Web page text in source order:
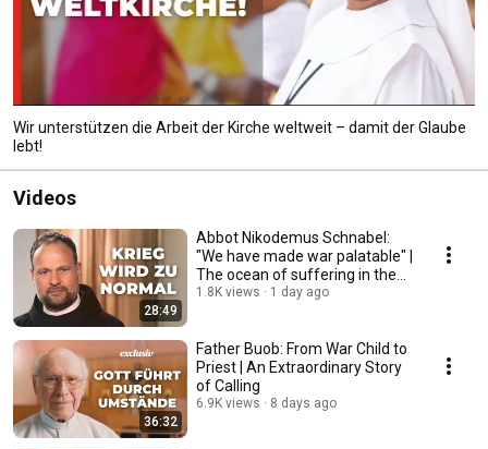
Wir unterstützen die Arbeit der Kirche weltweit – damit der Glaube
lebt!
Videos
28:49
Abbot Nikodemus Schnabel:
"We have made war palatable" |
The ocean of suffering in the
Holy Land
1.8K views 1 day ago
36:32
Father Buob: From War Child to
Priest | An Extraordinary Story
of Calling
6.9K views 8 days ago